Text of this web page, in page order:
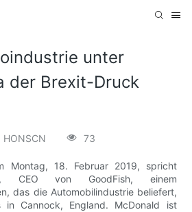
unter
der Brexit-Druck
HONSCN 73
Montag, 18. Februar 2019, spricht
CEO von GoodFish, einem
das die Automobilindustrie beliefert,
in Cannock, England. McDonald ist